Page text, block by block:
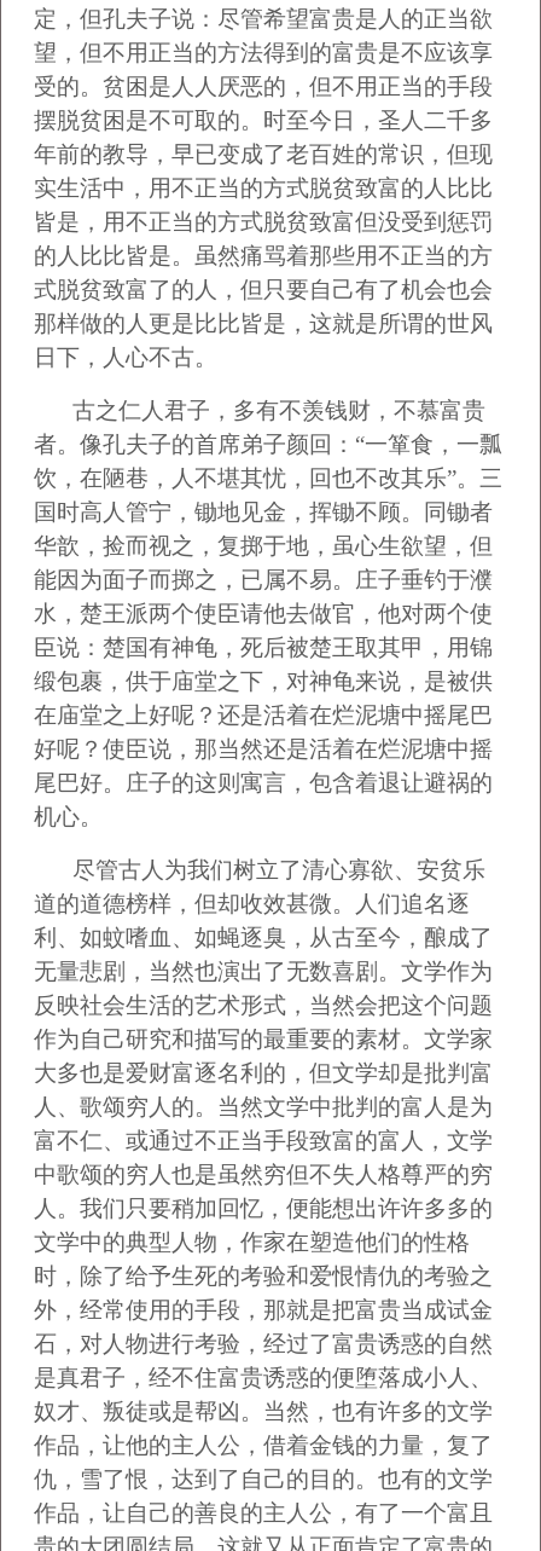
定，但孔夫子说：尽管希望富贵是人的正当欲
望，但不用正当的方法得到的富贵是不应该享
受的。贫困是人人厌恶的，但不用正当的手段
摆脱贫困是不可取的。时至今日，圣人二千多
年前的教导，早已变成了老百姓的常识，但现
实生活中，用不正当的方式脱贫致富的人比比
皆是，用不正当的方式脱贫致富但没受到惩罚
的人比比皆是。虽然痛骂着那些用不正当的方
式脱贫致富了的人，但只要自己有了机会也会
那样做的人更是比比皆是，这就是所谓的世风
日下，人心不古。
古之仁人君子，多有不羡钱财，不慕富贵
者。像孔夫子的首席弟子颜回：“一箪食，一瓢
饮，在陋巷，人不堪其忧，回也不改其乐”。三
国时高人管宁，锄地见金，挥锄不顾。同锄者
华歆，捡而视之，复掷于地，虽心生欲望，但
能因为面子而掷之，已属不易。庄子垂钓于濮
水，楚王派两个使臣请他去做官，他对两个使
臣说：楚国有神龟，死后被楚王取其甲，用锦
缎包裹，供于庙堂之下，对神龟来说，是被供
在庙堂之上好呢？还是活着在烂泥塘中摇尾巴
好呢？使臣说，那当然还是活着在烂泥塘中摇
尾巴好。庄子的这则寓言，包含着退让避祸的
机心。
尽管古人为我们树立了清心寡欲、安贫乐
道的道德榜样，但却收效甚微。人们追名逐
利、如蚊嗜血、如蝇逐臭，从古至今，酿成了
无量悲剧，当然也演出了无数喜剧。文学作为
反映社会生活的艺术形式，当然会把这个问题
作为自己研究和描写的最重要的素材。文学家
大多也是爱财富逐名利的，但文学却是批判富
人、歌颂穷人的。当然文学中批判的富人是为
富不仁、或通过不正当手段致富的富人，文学
中歌颂的穷人也是虽然穷但不失人格尊严的穷
人。我们只要稍加回忆，便能想出许许多多的
文学中的典型人物，作家在塑造他们的性格
时，除了给予生死的考验和爱恨情仇的考验之
外，经常使用的手段，那就是把富贵当成试金
石，对人物进行考验，经过了富贵诱惑的自然
是真君子，经不住富贵诱惑的便堕落成小人、
奴才、叛徒或是帮凶。当然，也有许多的文学
作品，让他的主人公，借着金钱的力量，复了
仇，雪了恨，达到了自己的目的。也有的文学
作品，让自己的善良的主人公，有了一个富且